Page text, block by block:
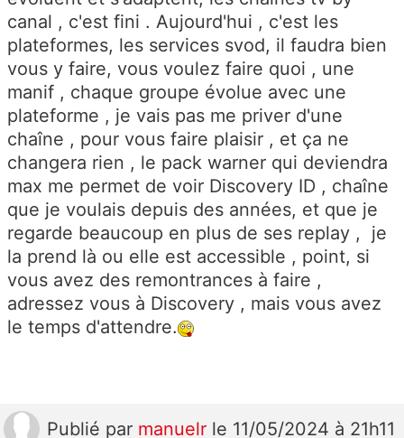
canal , c'est fini . Aujourd'hui , c'est les
plateformes, les services svod, il faudra bien
vous y faire, vous voulez faire quoi , une
manif , chaque groupe évolue avec une
plateforme , je vais pas me priver d'une
chaîne , pour vous faire plaisir , et ça ne
changera rien , le pack warner qui deviendra
max me permet de voir Discovery ID , chaîne
que je voulais depuis des années, et que je
regarde beaucoup en plus de ses replay , je
la prend là ou elle est accessible , point, si
vous avez des remontrances à faire ,
adressez vous à Discovery , mais vous avez
le temps d'attendre.
Publié par manuelr le 11/05/2024 à 21h11